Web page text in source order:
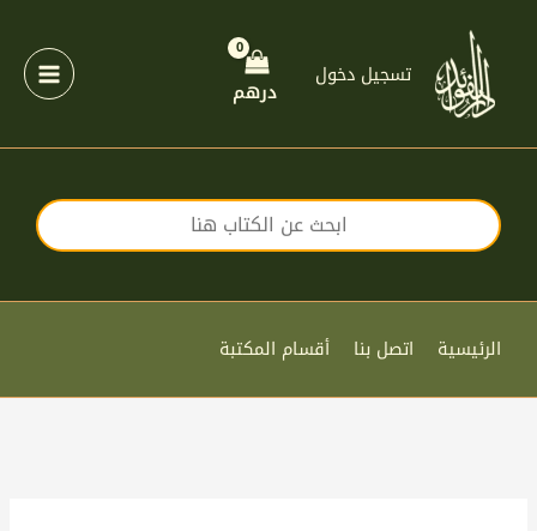
المحتوى
تسجيل دخول
درهم
الرئيسية اتصل بنا أقسام المكتبة